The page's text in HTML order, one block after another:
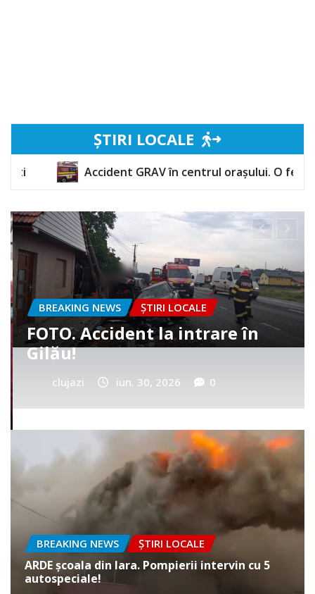
ȘTIRI LOCALE
în centrul orașului. O femeie a rămas încarcerată
BREAKING NEWS ȘTIRI LOCALE
Cum a murit băiețelul din
Vultureni? Era cu tatăl în
cimitir
clujazi iun. 25, 2026 0
BREAKING NEWS ȘTIRI LOCALE
ARDE școala din Iara. Pompierii intervin cu 5
autospeciale!